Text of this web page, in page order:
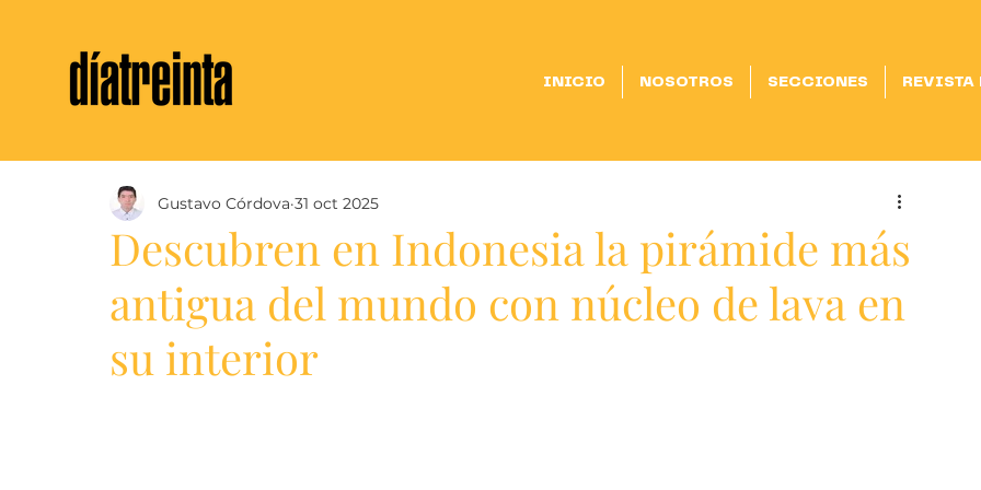
INICIO NOSOTROS SECCIONES REVISTA
Descubren en Indonesia la pirámide más
antigua del mundo con núcleo de lava en
su interior
Gustavo Córdova 31 oct 2025